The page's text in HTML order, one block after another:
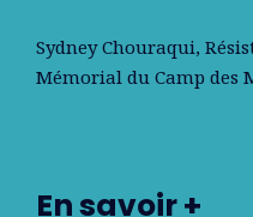
Sydney Chouraqui,
Mémorial du Camp des
En savoir +